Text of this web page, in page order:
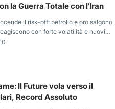
la Guerra Totale con l’Iran
il risk-off: petrolio e oro salgono
con forte volatilità e nuovi
Il Future vola verso il
Record Assoluto